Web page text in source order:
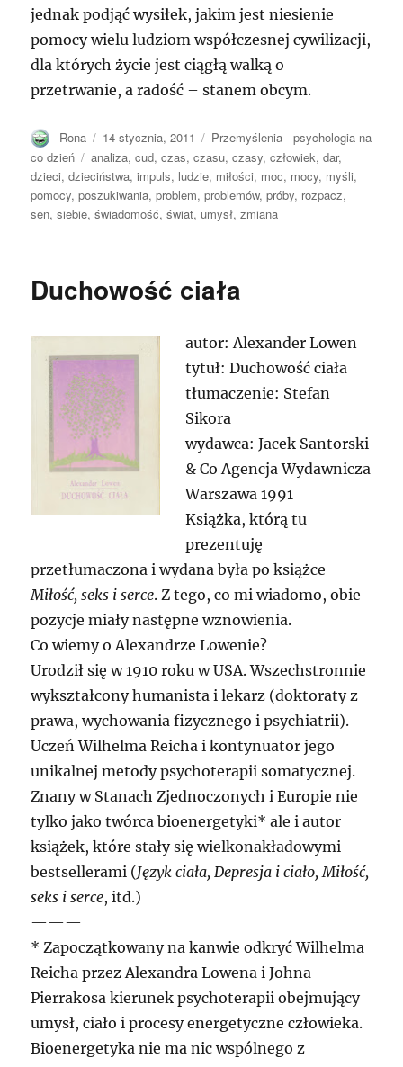
jednak podjąć wysiłek, jakim jest niesienie
pomocy wielu ludziom współczesnej cywilizacji,
dla których życie jest ciągłą walką o
przetrwanie, a radość – stanem obcym.
Autor
Rona Opublikowano
14 stycznia, 2011 Kategorie
Przemyślenia - psychologia na
co dzień
Tagi
analiza,cud,czas,czasu,czasy,człowiek,dar,
dzieci,dzieciństwa,impuls, ludzie, miłości, moc, mocy, myśli,
pomocy,poszukiwania,problem,problemów,próby, rozpacz,
sen,siebie,świadomość,świat, umysł,zmiana
Duchowość ciała
autor: Alexander Lowen
tytuł: Duchowość ciała
tłumaczenie: Stefan
Sikora
wydawca: Jacek Santorski
& Co Agencja Wydawnicza
Warszawa 1991
Książka, którą tu
prezentuję
przetłumaczona i wydana była po książce
Miłość, seks i serce. Z tego, co mi wiadomo, obie
pozycje miały następne wznowienia.
Co wiemy o Alexandrze Lowenie?
Urodził się w 1910 roku w USA. Wszechstronnie
wykształcony humanista i lekarz (doktoraty z
prawa, wychowania fizycznego i psychiatrii).
Uczeń Wilhelma Reicha i kontynuator jego
unikalnej metody psychoterapii somatycznej.
Znany w Stanach Zjednoczonych i Europie nie
tylko jako twórca bioenergetyki* ale i autor
książek, które stały się wielkonakładowymi
bestsellerami (Język ciała, Depresja i ciało, Miłość,
seks i serce, itd.)
———
* Zapoczątkowany na kanwie odkryć Wilhelma
Reicha przez Alexandra Lowena i Johna
Pierrakosa kierunek psychoterapii obejmujący
umysł, ciało i procesy energetyczne człowieka.
Bioenergetyka nie ma nic wspólnego z